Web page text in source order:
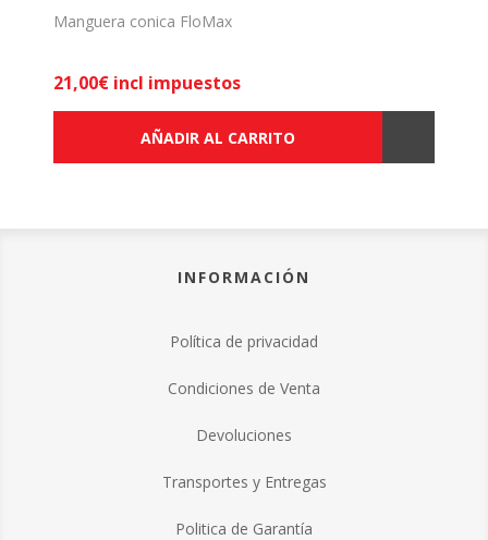
Manguera conica FloMax
21,00€ incl impuestos
AÑADIR AL CARRITO
INFORMACIÓN
Política de privacidad
Condiciones de Venta
Devoluciones
Transportes y Entregas
Politica de Garantía